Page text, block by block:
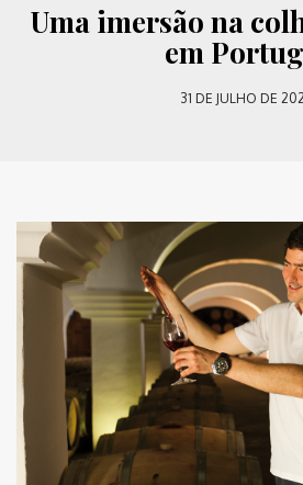
Uma imersão na
em
31 DE JULHO DE